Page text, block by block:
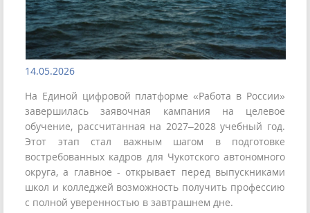
14.05.2026
На Единой цифровой платформе «Работа в России»
завершилась заявочная кампания на целевое
обучение, рассчитанная на 2027–2028 учебный год.
Этот этап стал важным шагом в подготовке
востребованных кадров для Чукотского автономного
округа, а главное - открывает перед выпускниками
школ и колледжей возможность получить профессию
с полной уверенностью в завтрашнем дне.